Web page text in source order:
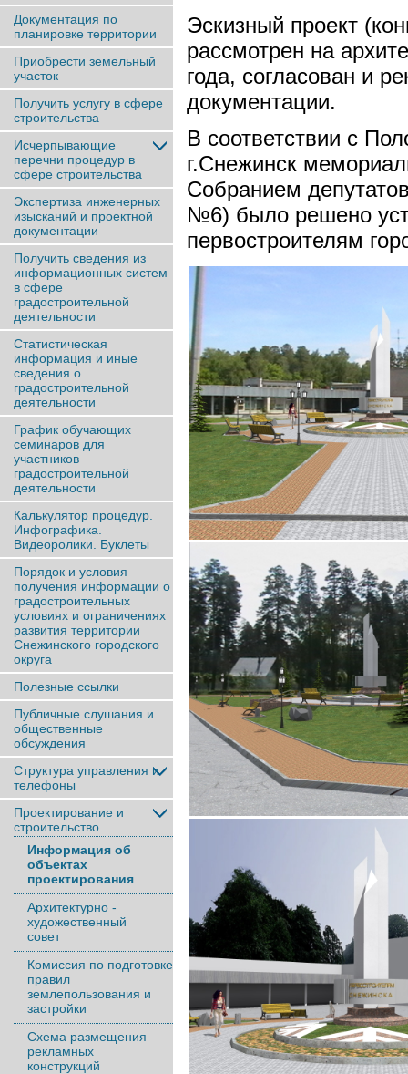
Документация по
планировке территории
Приобрести земельный
участок
Получить услугу в сфере
строительства
Исчерпывающие
перечни процедур в
сфере строительства
Экспертиза инженерных
изысканий и проектной
документации
Получить сведения из
информационных систем
в сфере
градостроительной
деятельности
Статистическая
информация и иные
сведения о
градостроительной
деятельности
График обучающих
семинаров для
участников
градостроительной
деятельности
Калькулятор процедур.
Инфографика.
Видеоролики. Буклеты
Порядок и условия
получения информации о
градостроительных
условиях и ограничениях
развития территории
Снежинского городского
округа
Полезные ссылки
Публичные слушания и
общественные
обсуждения
Структура управления и
телефоны
Проектирование и
строительство
Информация об
объектах
проектирования
Архитектурно -
художественный
совет
Комиссия по подготовке
правил
землепользования и
застройки
Схема размещения
рекламных
конструкций
Эскизный проект
рассмотрен на
года, согласован и
документации.
В соответствии с
г.Снежинск
Собранием
№6) было решено
первостроителям